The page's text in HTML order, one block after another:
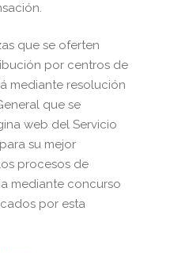
que se oferten
por centros de
mediante resolución
que se
web del Servicio
su mejor
procesos de
mediante concurso
por esta